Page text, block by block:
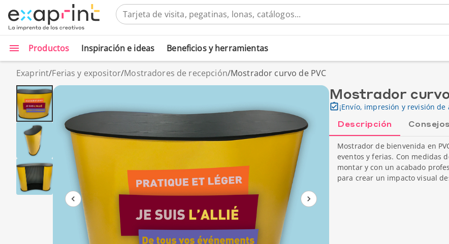
Productos Inspiración e ideas Beneficios y herramientas
Exaprint/Ferias y expositor/Mostradores de recepción/Mostrador curvo de PVC
Mostrador
¡Envío, impresión y revisión
Descripción
Mostrador de bienvenida en
eventos y ferias. Con medidas
montar y con un acabado
para crear un impacto visual